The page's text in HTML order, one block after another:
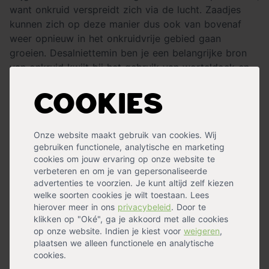
Cookies
Onze website maakt gebruik van cookies. Wij
gebruiken functionele, analytische en marketing
cookies om jouw ervaring op onze website te
verbeteren en om je van gepersonaliseerde
advertenties te voorzien. Je kunt altijd zelf kiezen
welke soorten cookies je wilt toestaan. Lees
hierover meer in ons privacybeleid. Door te
klikken op "Oké", ga je akkoord met alle cookies
op onze website. Indien je kiest voor weigeren,
plaatsen we alleen functionele en analytische
cookies.
want onkruid verspreidt zich via de lucht. Zaadjes
kunnen zich op deze manier dus ook van bovenaf
weer opnieuw in het onkruidvrije gebied gaan
groeien. Desalniettemin ben je een belangrijke bron
van onkruid kwijt bij het gebruik van worteldoek en
wieden en bijhouden.
onder verschillende soortenbodembedekking
grind en split.
Een wortelbegrenzer plaatsen doe je zo
Het plaatsen van eenwortelbegrenzer is een lastig
klusje, waar je op termijn veel profijt van hebt. Hoe je
deze klus klaart leggen wij hieronder stap voor stap
voor je uit.